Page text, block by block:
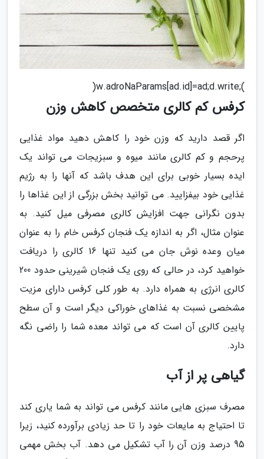
);w.adroNaParams[ad.id]=ad;d.write(
کرفس کم کالری متخصص کاهش وزن
اگر قصد دارید که وزن خود را کاهش دهید مواد غذایی
پرحجم و کم کالری مانند میوه و سبزیجات می تواند یک
ایده بسیار خوبی برای این هدف باشد که آنها را به رژیم
غذایی خود بیفزایید. می توانید بخش بزرگی از این غذاها را
بدون نگرانی جهت افزایش کالری مصرفی میل کنید. به
عنوان مثال، اگر به اندازه یک فنجان کرفس خام را به عنوان
میان وعده نوش جان می کنید تنها 16 کالری را دریافت
خواهید کرد، در حالی که روی یک فنجان شیرینی حدود 200
کالری انرژی به همراه دارد. به طور کلی کرفس دارای مزیت
مشخصی نسبت به غذاهای خوراکی دیگر است و آن سطح
پایین کالری آن است که می تواند معده شما را راضی نگه
دارد.
گیاهی پر از آب
مصرف سبزی هایی مانند کرفس می تواند به شما یاری کند
تا احتیاج به مایعات خود را تا حد زیادی برآورده کنید، زیرا
95 درصد وزن آن را آب تشکیل می دهد. آب بخش مهمی